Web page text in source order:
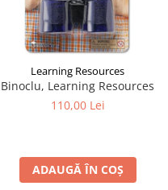
Learning Resources
Binoclu, Learning Resources
110,00 Lei
ADAUGĂ ÎN COȘ